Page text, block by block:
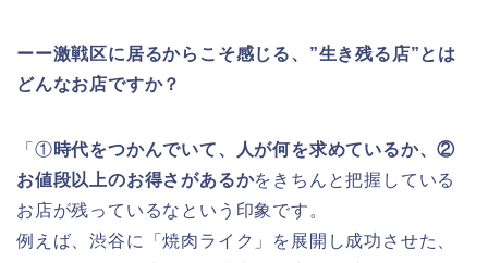
ーー激戦区に居るからこそ感じる、”生き残る店”とは
どんなお店ですか？
「①時代をつかんでいて、人が何を求めているか、②
お値段以上のお得さがあるかをきちんと把握している
お店が残っているなという印象です。
例えば、渋谷に「焼肉ライク」を展開し成功させた、